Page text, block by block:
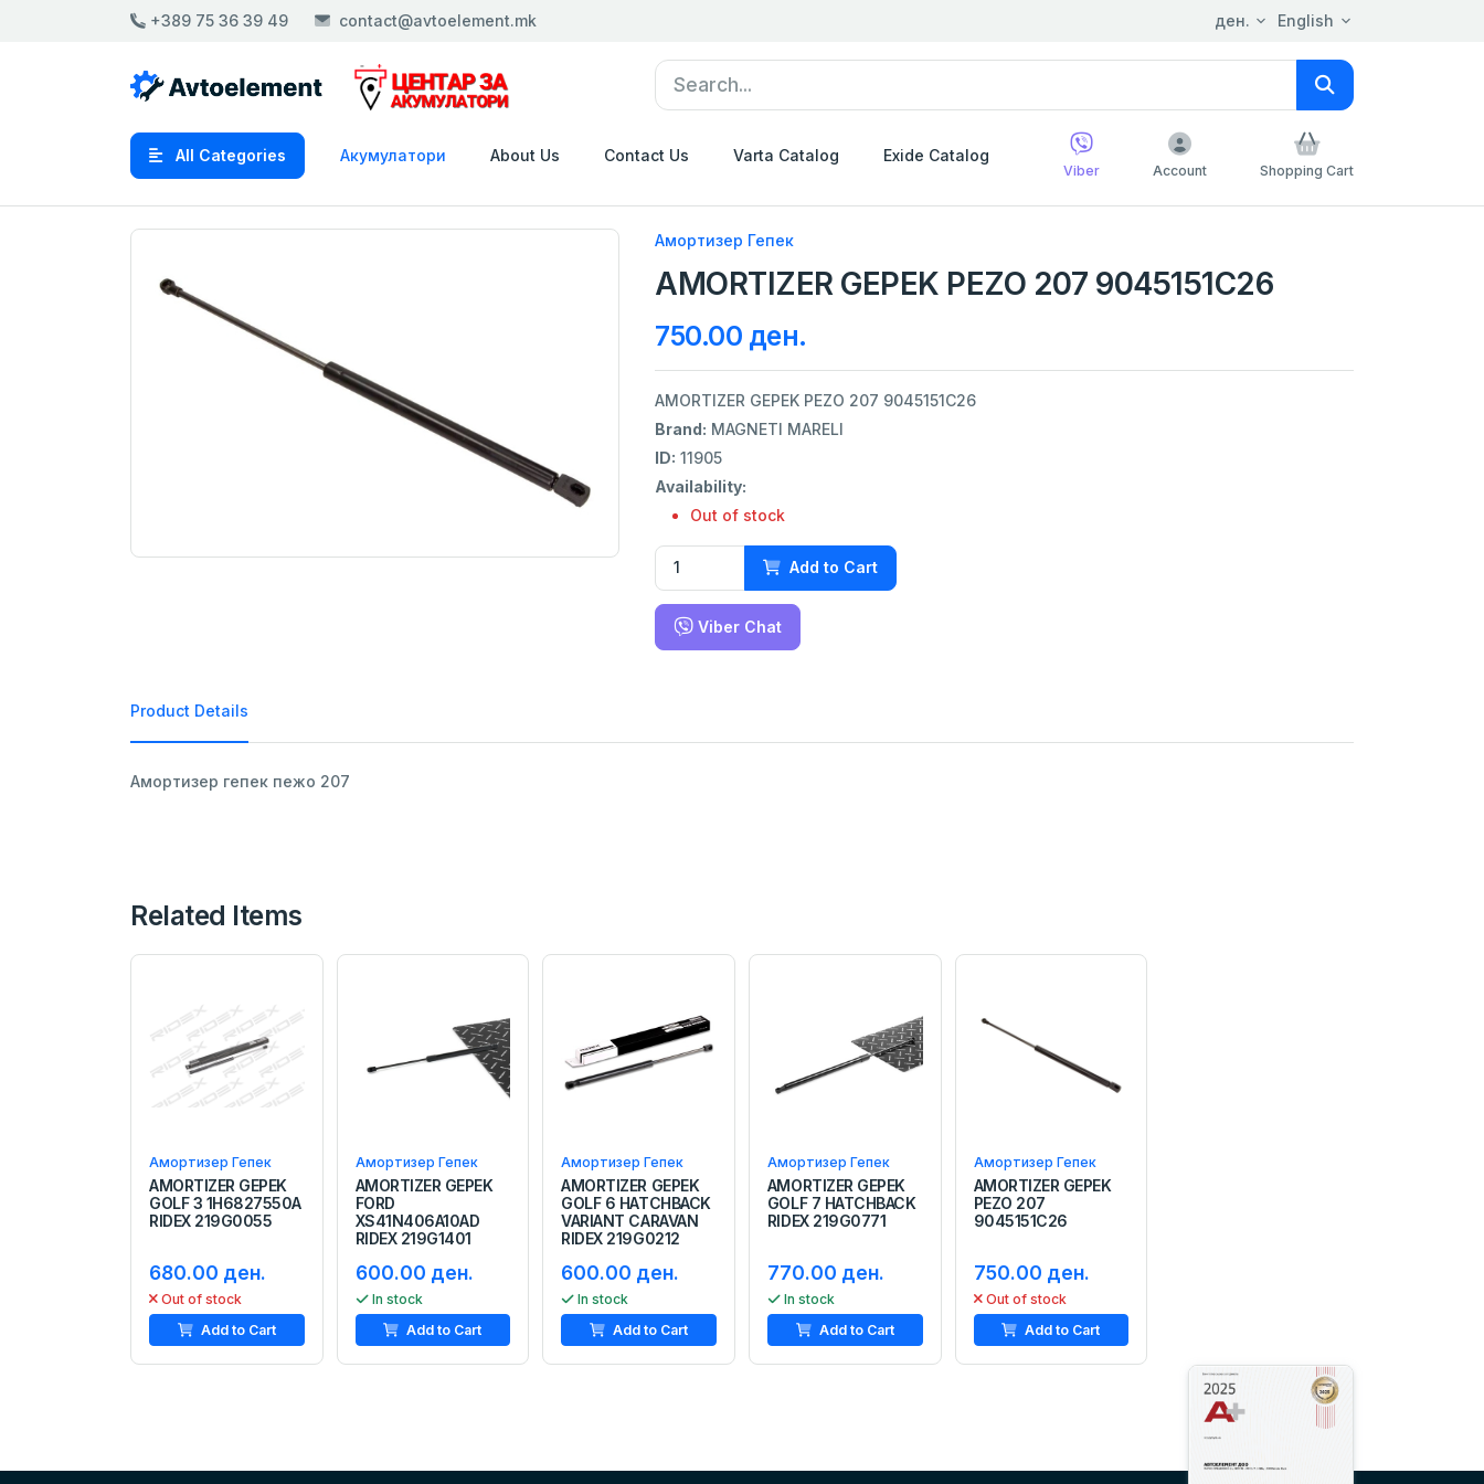
+389 75 36 39 49 contact@avtoelement.mk ден. English
All Categories Акумулатори About Us Contact Us Varta Catalog Exide Catalog
Viber Account Shopping Cart
Амортизер Гепек
AMORTIZER GEPEK PEZO 207 9045151C26
750.00 ден.
AMORTIZER GEPEK PEZO 207 9045151C26
Brand: MAGNETI MARELI
ID: 11905
Availability:
Out of stock
Add to Cart
Viber Chat
Product Details
Амортизер гепек пежо 207
Related Items
Амортизер Гепек
AMORTIZER GEPEK
GOLF 3 1H6827550A
RIDEX 219G0055
680.00 ден.
Out of stock
Add to Cart
Амортизер Гепек
AMORTIZER GEPEK
FORD
XS41N406A10AD
RIDEX 219G1401
600.00 ден.
In stock
Add to Cart
Амортизер Гепек
AMORTIZER GEPEK
GOLF 6 HATCHBACK
VARIANT CARAVAN
RIDEX 219G0212
600.00 ден.
In stock
Add to Cart
Амортизер Гепек
AMORTIZER GEPEK
GOLF 7 HATCHBACK
RIDEX 219G0771
770.00 ден.
In stock
Add to Cart
Амортизер Гепек
AMORTIZER GEPEK
PEZO 207
9045151C26
750.00 ден.
Out of stock
Add to Cart